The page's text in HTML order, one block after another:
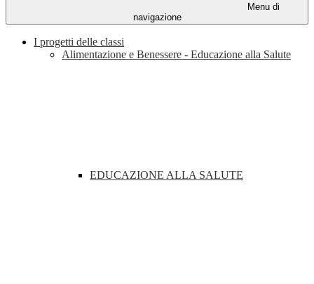
Menu di
navigazione
I progetti delle classi
Alimentazione e Benessere - Educazione alla Salute
EDUCAZIONE ALLA SALUTE